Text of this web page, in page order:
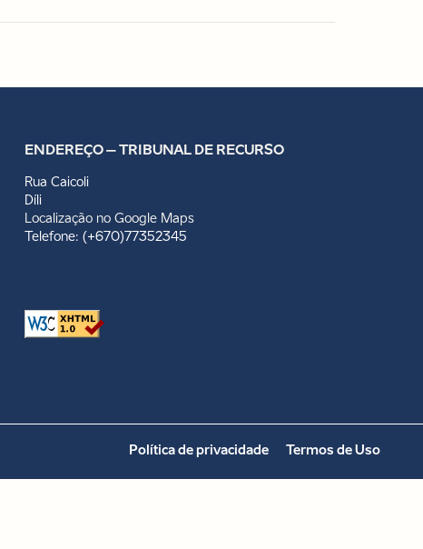
ENDEREÇO – TRIBUNAL DE RECURSO
Rua Caicoli
Díli
Localização no Google Maps
Telefone: (+670)77352345
Política de privacidade Termos de Uso